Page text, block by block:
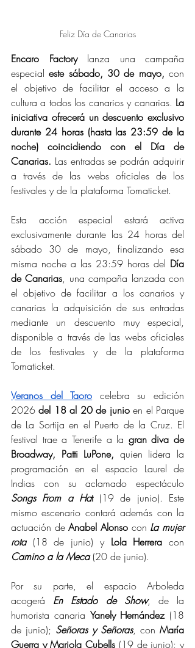
Feliz Día de Canarias
Encaro Factory lanza una campaña
especial este sábado, 30 de mayo, con
el objetivo de facilitar el acceso a la
cultura a todos los canarios y canarias. La
iniciativa ofrecerá un descuento exclusivo
durante 24 horas (hasta las 23:59 de la
noche) coincidiendo con el Día de
Canarias. Las entradas se podrán adquirir
a través de las webs oficiales de los
festivales y de la plataforma Tomaticket.
Esta acción especial estará activa
exclusivamente durante las 24 horas del
sábado 30 de mayo, finalizando esa
misma noche a las 23:59 horas del Día
de Canarias, una campaña lanzada con
el objetivo de facilitar a los canarios y
canarias la adquisición de sus entradas
mediante un descuento muy especial,
disponible a través de las webs oficiales
de los festivales y de la plataforma
Tomaticket.
Veranos del Taoro celebra su edición
2026 del 18 al 20 de junio en el Parque
de La Sortija en el Puerto de la Cruz. El
festival trae a Tenerife a la gran diva de
Broadway, Patti LuPone, quien lidera la
programación en el espacio Laurel de
Songs From a Hat (19 de junio). Este
mismo escenario contará además con la
actuación de Anabel Alonso con La mujer
rota (18 de junio) y Lola Herrera
Camino a la Meca (20 de junio).
Por su parte, el espacio Arboleda
acogerá
En Estado de Show, de la
humorista canaria Yanely Hernández (18
de junio); Señoras y Señoras, con María
Guerra y Mariola Cubells
(19 de junio); y